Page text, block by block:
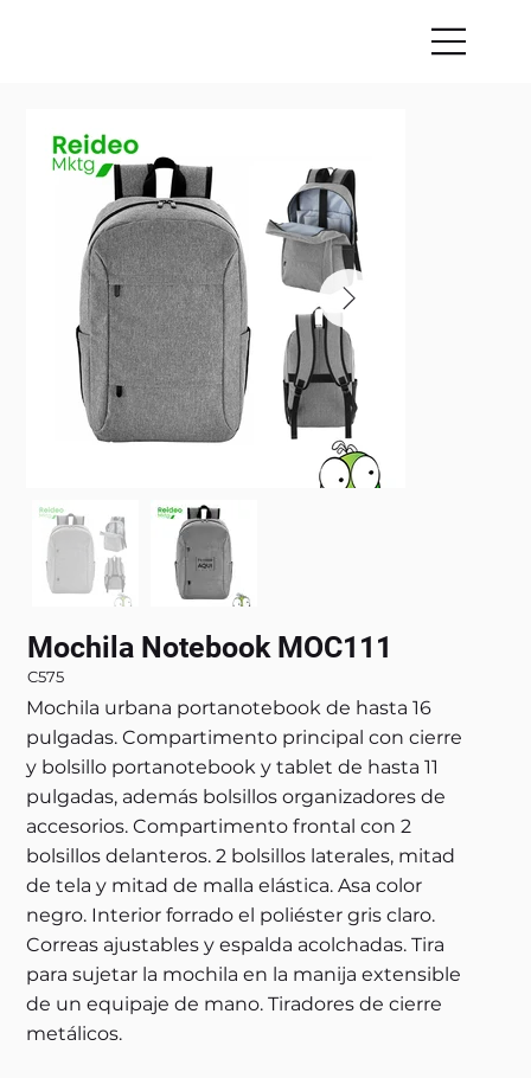
Mochila Notebook MOC111
C575
Mochila urbana portanotebook de hasta 16
pulgadas. Compartimento principal con cierre
y bolsillo portanotebook y tablet de hasta 11
pulgadas, además bolsillos organizadores de
accesorios. Compartimento frontal con 2
bolsillos delanteros. 2 bolsillos laterales, mitad
de tela y mitad de malla elástica. Asa color
negro. Interior forrado el poliéster gris claro.
Correas ajustables y espalda acolchadas. Tira
para sujetar la mochila en la manija extensible
de un equipaje de mano. Tiradores de cierre
metálicos.